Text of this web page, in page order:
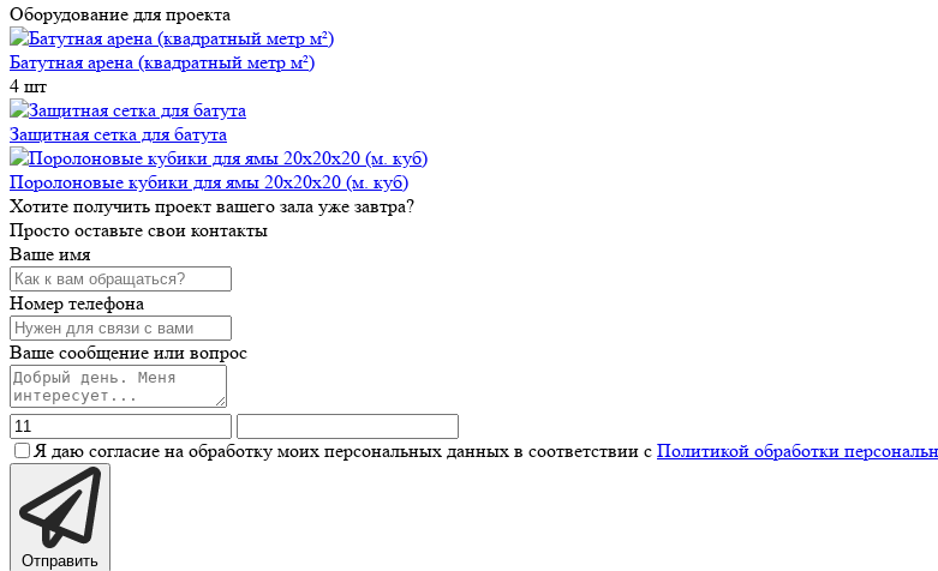
Оборудование для проекта
Батутная арена (квадратный метр м²)
4 шт
Защитная сетка для батута
Поролоновые кубики для ямы 20х20х20 (м. куб)
Хотите получить проект вашего зала уже завтра?
Просто оставьте свои контакты
Ваше имя
Номер телефона
Ваше сообщение или вопрос
Я даю согласие на обработку моих персональных данных в соответствии с Политикой обработки
Отправить